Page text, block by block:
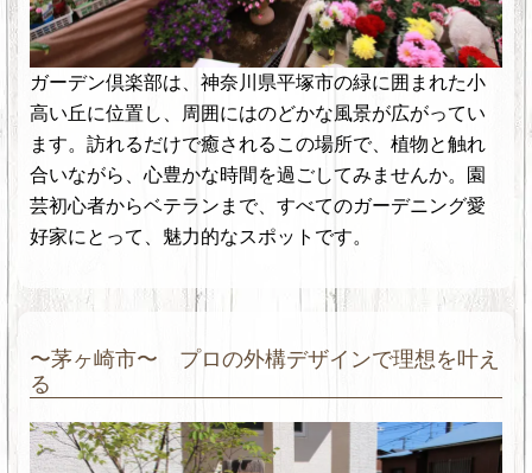
ガーデン倶楽部は、神奈川県平塚市の緑に囲まれた小
高い丘に位置し、周囲にはのどかな風景が広がってい
ます。訪れるだけで癒されるこの場所で、植物と触れ
合いながら、心豊かな時間を過ごしてみませんか。園
芸初心者からベテランまで、すべてのガーデニング愛
好家にとって、魅力的なスポットです。
〜茅ヶ崎市〜 プロの外構デザインで理想を叶え
る